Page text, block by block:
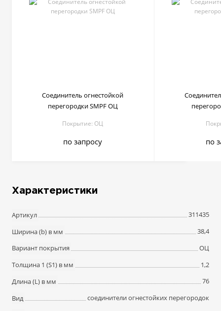
Соединитель огнестойкой
перегородки SMPF ОЦ
Покрытие: ОЦ
по запросу по
Характеристики
Артикул
311435
Ширина (b) в мм
38,4
Вариант покрытия
ОЦ
Толщина 1 (S1) в мм
1,2
Длина (L) в мм
76
Вид
соединители огнестойких перегородок